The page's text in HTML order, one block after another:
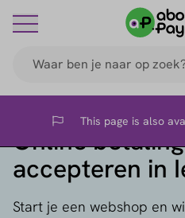
Flag This page is also
Online
accepteren in
Start je een webshop en